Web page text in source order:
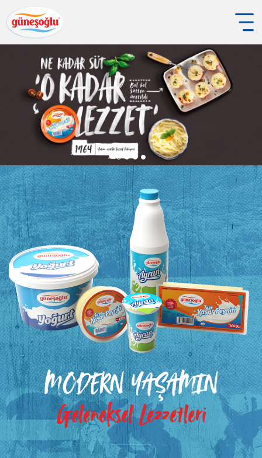
MODERN YAŞAMIN
Geleneksel Lezzetleri